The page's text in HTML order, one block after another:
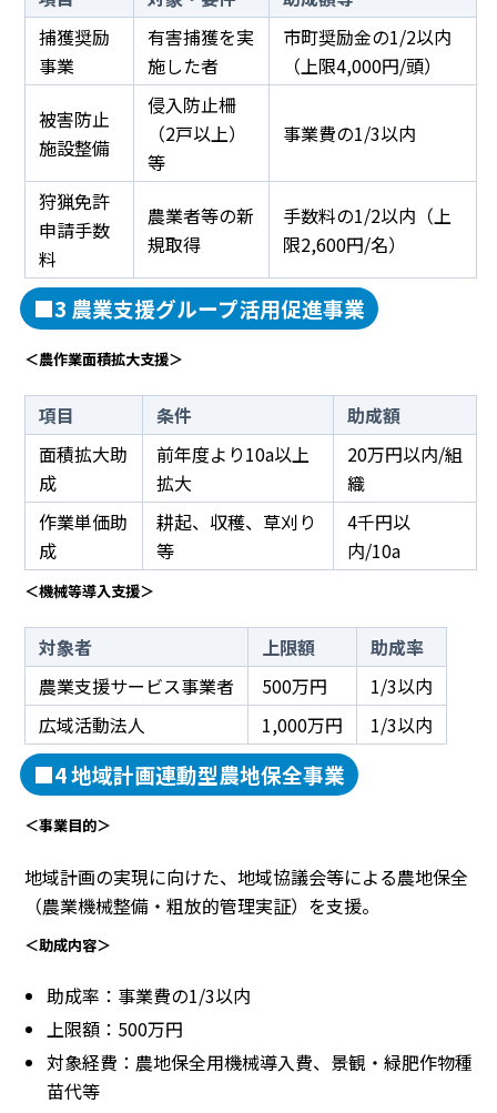
捕獲奨励
事業
有害捕獲を実
施した者
市町奨励金の1/2以内
（上限4,000円/頭）
被害防止
施設整備
侵入防止柵
（2戸以上）
等
事業費の1/3以内
狩猟免許
申請手数
料
農業者等の新
規取得
手数料の1/2以内（上
限2,600円/名）
■3 農業支援グループ活用促進事業
＜農作業面積拡大支援＞
項目 条件
助成額
面積拡大助
成
前年度より10a以上
拡大
20万円以内/組
織
作業単価助
成
耕起、収穫、草刈り
等
4千円以
内/10a
＜機械等導入支援＞
対象者 上限額
助成率
農業支援サービス事業者
500万円
1/3以内
広域活動法人
1,000万円 1/3以内
■4 地域計画連動型農地保全事業
＜事業目的＞
地域計画の実現に向けた、地域協議会等による農地保全
（農業機械整備・粗放的管理実証）を支援。
＜助成内容＞
助成率：事業費の1/3以内
上限額：500万円
対象経費：農地保全用機械導入費、景観・緑肥作物種
苗代等